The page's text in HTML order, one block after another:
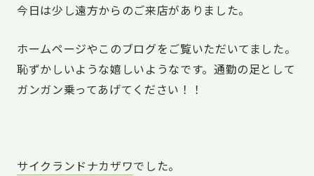
今日は少し遠方からのご来店がありました。
ホームページやこのブログをご覧いただいてました。
恥ずかしいような嬉しいようなです。通勤の足として
ガンガン乗ってあげてください！！
サイクランドナカザワでした。